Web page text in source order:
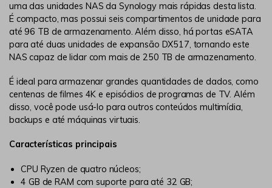
uma das unidades NAS da Synology mais rápidas desta lista.
É compacto, mas possui seis compartimentos de unidade para
até 96 TB de armazenamento. Além disso, há portas eSATA
para até duas unidades de expansão DX517, tornando este
NAS capaz de lidar com mais de 250 TB de armazenamento.
É ideal para armazenar grandes quantidades de dados, como
centenas de filmes 4K e episódios de programas de TV. Além
disso, você pode usá-lo para outros conteúdos multimídia,
backups e até máquinas virtuais.
Características principais
CPU Ryzen de quatro núcleos;
4 GB de RAM com suporte para até 32 GB;